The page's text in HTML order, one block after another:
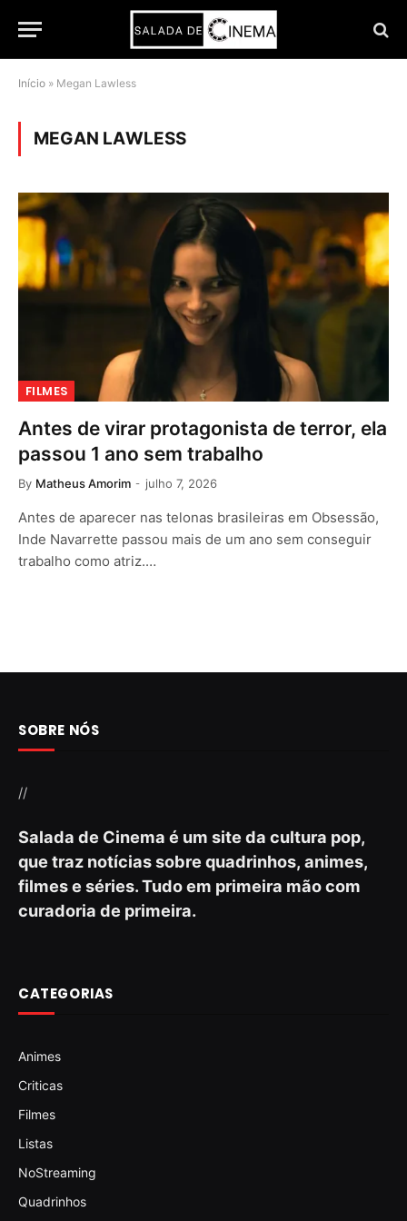
Início » Megan Lawless
MEGAN LAWLESS
FILMES
Antes de virar protagonista de terror, ela
passou 1 ano sem trabalho
By Matheus Amorim julho 7, 2026
Antes de aparecer nas telonas brasileiras em Obsessão,
Inde Navarrette passou mais de um ano sem conseguir
trabalho como atriz.…
SOBRE NÓS
//
Salada de Cinema é um site da cultura pop,
que traz notícias sobre quadrinhos, animes,
filmes e séries. Tudo em primeira mão com
curadoria de primeira.
CATEGORIAS
Animes
Criticas
Filmes
Listas
NoStreaming
Quadrinhos